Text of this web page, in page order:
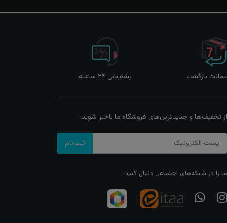
پشتیبانی ۲۴ ساعته
از تخفیف‌ها و جدیدترین‌های فروشگاه ما باخبر شوید:
ثبت‌نام
ما را در شبکه‌های اجتماعی دنبال کنید: